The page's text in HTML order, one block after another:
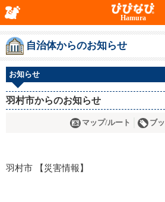
Hamura
自治体からのお知らせ
お知らせ
羽村市からのお知らせ
マップ/ルート ブ
羽村市 【災害情報】